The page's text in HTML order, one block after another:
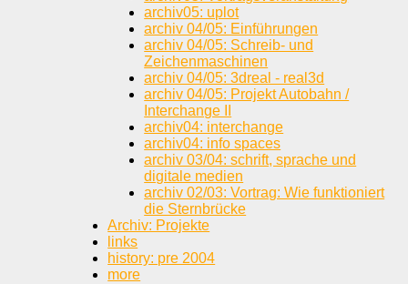
archiv05: uplot
archiv 04/05: Einführungen
archiv 04/05: Schreib- und
Zeichenmaschinen
archiv 04/05: 3dreal - real3d
archiv 04/05: Projekt Autobahn /
Interchange II
archiv04: interchange
archiv04: info spaces
archiv 03/04: schrift, sprache und
digitale medien
archiv 02/03: Vortrag: Wie funktioniert
die Sternbrücke
Archiv: Projekte
links
history: pre 2004
more